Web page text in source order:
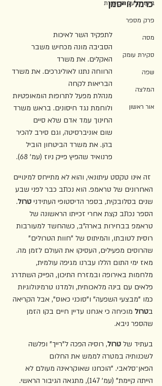
ביקורת על הביקורת
פרק מספר
מסה
סקירת עומק
שפה
המלצה
אור ראשון
כרמל ווייסמן
לתפקיד השר לאיכות
הסביבה מונה מכחיש משבר
האקלים. את משרד
הרווחה נתנו לאוליגרכים. את משרד
הבריאות לקחה
מנהלת מפעל לתרופות הומאופטיות
ולוחמת נגד חיסונים. בראש משרד
החינוך עמד אדם שלא סיים
שום אוניברסיטה, וגם סירב להכיר
בהן. את משרד הביטחון הוביל
פרנואיד שהפיץ פייק ניוז (עמ' 68).
זה אינו טקסט עיתונאי, והוא לא מתייחס למינויים
האחרונים של טראמפ. הוא נכתב כבר לפני שבע
שנים בסלובקית, בספר הדיסטופי העתידני טרול.
הספר נכתב קצת אחרי זכייתו הראשונה של
טראמפ בבחירות בארה"ב, כשהחשד למעורבות
רוסית לטובתו, והמיתוס של "חוות הטרולים"
שהרוסים מפעילים, העסיקו את העולם לזמן מה.
מאז ימי התום הללו עברנו מגיפה עולמית,
מלחמות באירופה ובמזרח התיכון, הפייק השתדרג
פלאים עם בינה מלאכותית, ולמדנו טרמינולוגיות
כמו "מבצעי השפעה" ו"סוכני כאוס", אבל הקריאה
בטרול מוכיחה כי אנחנו עדיין חיים בקו הזמן
שהספר ניבא.
בעתיד של טרול, רוסיה הפכה ל"רייך" ופלשה
לשכנותיה במטרה לממש את החלום
הפאן־סלאבי. "הוכחנו שאוקראינה מעולם לא
הייתה קיימת" (עמ' 147), מתגאה הגיבור הראשי.